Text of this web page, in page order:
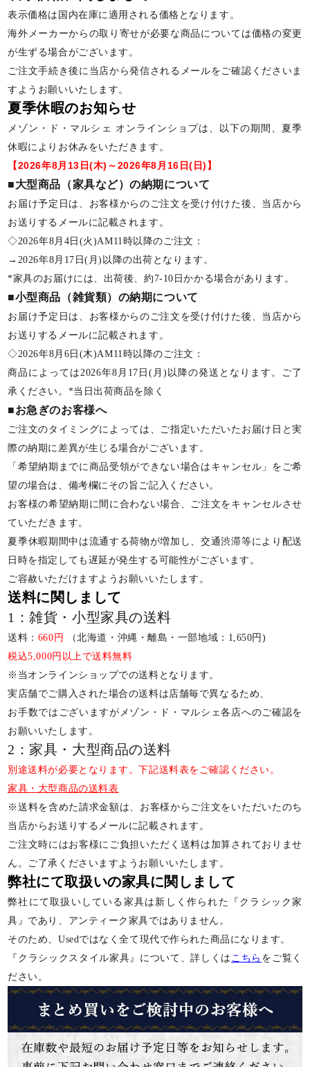
表示価格は国内在庫に適用される価格となります。
海外メーカーからの取り寄せが必要な商品については価格の変更
が生ずる場合がございます。
ご注文手続き後に当店から発信されるメールをご確認くださいま
すようお願いいたします。
夏季休暇のお知らせ
メゾン・ド・マルシェ オンラインショプは、以下の期間、夏季
休暇によりお休みをいただきます。
【2026年8月13日(木)～2026年8月16日(日)】
■大型商品（家具など）の納期について
お届け予定日は、お客様からのご注文を受け付けた後、当店から
お送りするメールに記載されます。
◇2026年8月4日(火)AM11時以降のご注文：
→2026年8月17日(月)以降の出荷となります。
*家具のお届けには、出荷後、約7-10日かかる場合があります。
■小型商品（雑貨類）の納期について
お届け予定日は、お客様からのご注文を受け付けた後、当店から
お送りするメールに記載されます。
◇2026年8月6日(木)AM11時以降のご注文：
商品によっては2026年8月17日(月)以降の発送となります。ご了
承ください。*当日出荷商品を除く
■お急ぎのお客様へ
ご注文のタイミングによっては、ご指定いただいたお届け日と実
際の納期に差異が生じる場合がございます。
「希望納期までに商品受領ができない場合はキャンセル」をご希
望の場合は、備考欄にその旨ご記入ください。
お客様の希望納期に間に合わない場合、ご注文をキャンセルさせ
ていただきます。
夏季休暇期間中は流通する荷物が増加し、交通渋滞等により配送
日時を指定しても遅延が発生する可能性がございます。
ご容赦いただけますようお願いいたします。
送料に関しまして
1：雑貨・小型家具の送料
送料： 660円
（北海道・沖縄・離島・一部地域：1,650円)
税込5,000円以上で送料無料
※当オンラインショップでの送料となります。
実店舗でご購入された場合の送料は店舗毎で異なるため、
お手数ではございますがメゾン・ド・マルシェ各店へのご確認を
お願いいたします。
2：家具・大型商品の送料
別途送料が必要となります。下記送料表をご確認ください。
家具・大型商品の送料表
※送料を含めた請求金額は、お客様からご注文をいただいたのち
当店からお送りするメールに記載されます。
ご注文時にはお客様にご負担いただく送料は加算されておりませ
ん。ご了承くださいますようお願いいたします。
弊社にて取扱いの家具に関しまして
弊社にて取扱いしている家具は新しく作られた『クラシック家
具』であり、アンティーク家具ではありません。
そのため、Usedではなく全て現代で作られた商品になります。
『クラシックスタイル家具』について、詳しくは こちら をご覧く
ださい。